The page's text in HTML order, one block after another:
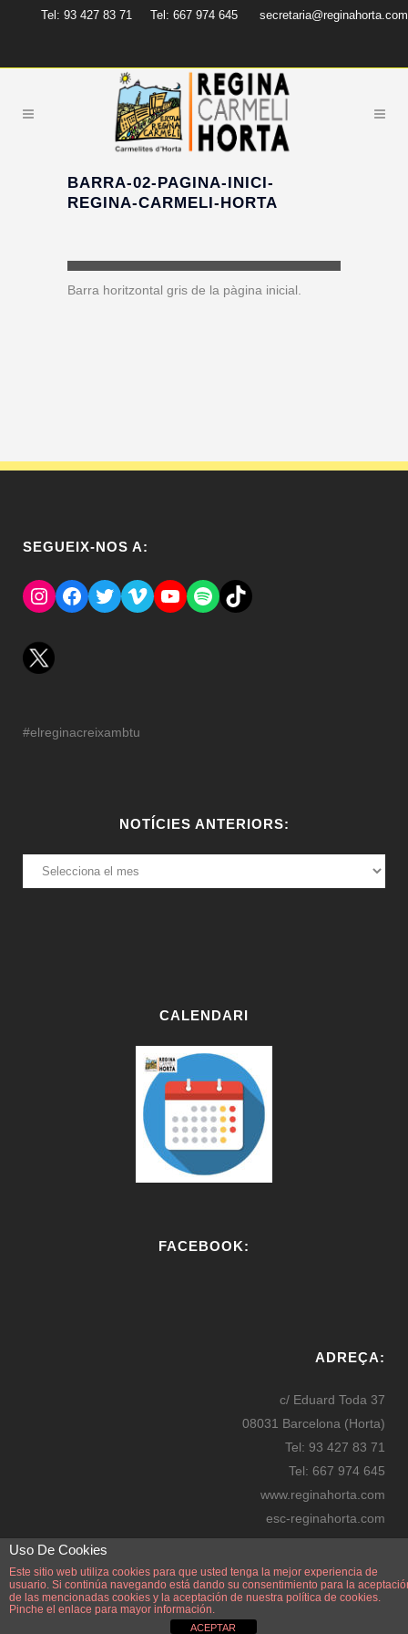
Tel: 93 427 83 71 Tel: 667 974 645 secretaria@reginahorta.com
BARRA-02-PAGINA-INICI-
REGINA-CARMELI-HORTA
Barra horitzontal gris de la pàgina inicial.
SEGUEIX-NOS A:
Instagram
Facebook
TwitterVimeoYouTube
SpotifyEl Tik Tok del Regina.
#elreginacreixambtu
NOTÍCIES ANTERIORS:
NOTÍCIES
ANTERIORS:
CALENDARI
FACEBOOK:
ADREÇA:
c/ Eduard Toda 37
08031 Barcelona (Horta)
Tel: 93 427 83 71
Tel: 667 974 645
www.reginahorta.com
esc-reginahorta.com
secretaria@reginahorta.com
Mapa
Uso De Cookies
Este sitio web utiliza cookies para que usted tenga la mejor experiencia de
usuario. Si continúa navegando está dando su consentimiento para la
de las mencionadas cookies y la aceptación de nuestra política de cookies.
Pinche el enlace para mayor información.
ACEPTAR